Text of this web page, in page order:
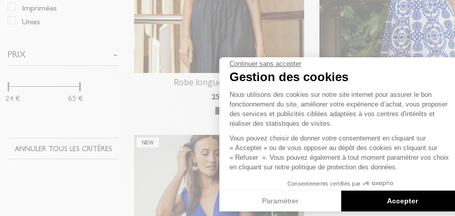
Continuer sans accepter
Gestion des cookies
Plateforme de Gestion du
Nous utilisons des cookies sur notre site internet pour assurer le bon
fonctionnement du site, améliorer votre expérience d’achat, vous proposer
des services et publicités ciblées adaptées à vos centres d'intérêts et
réaliser des statistiques de visites.
Vous pouvez choisir de donner votre consentement en cliquant sur
« Accepter » ou de vous opposer au dépôt des cookies en cliquant sur
« Refuser ». Vous pouvez également à tout moment paramétrer vos choix
en cliquant sur notre politique de protection des données.
Consentements certifiés par
Paramétrer Accepter
imprimées
unies
PRIX
24 € 65 €
ANNULER TOUS LES CRITÈRES
Robe longue Léa corset
25 59,90 €